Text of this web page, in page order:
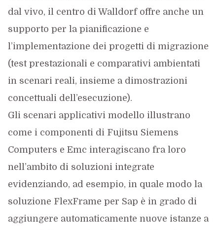
dal vivo, il centro di Walldorf offre anche un
supporto per la pianificazione e
l’implementazione dei progetti di migrazione
(test prestazionali e comparativi ambientati
in scenari reali, insieme a dimostrazioni
concettuali dell’esecuzione).
Gli scenari applicativi modello illustrano
come i componenti di Fujitsu Siemens
Computers e Emc interagiscano fra loro
nell’ambito di soluzioni integrate
evidenziando, ad esempio, in quale modo la
soluzione FlexFrame per Sap è in grado di
aggiungere automaticamente nuove istanze a